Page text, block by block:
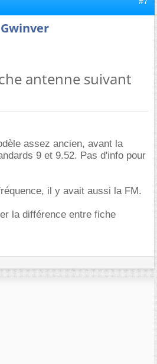
Gwinver
antenne suivant
assez ancien, avant la
9 et 9.52. Pas d'info pour
il y avait aussi la FM.
la différence entre fiche